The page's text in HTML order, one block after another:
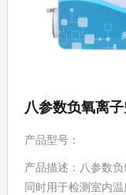
产品型号：
产品描述：八参数
同时用于检测室内温